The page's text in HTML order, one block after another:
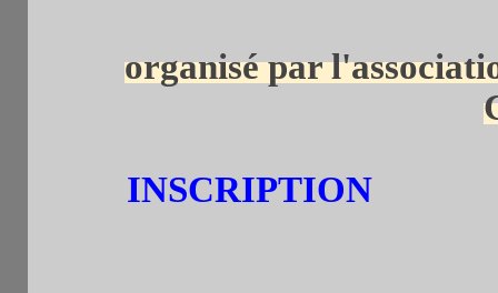
organisé par
INSCRIPTION